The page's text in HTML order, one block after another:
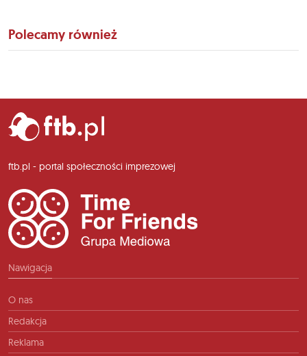
Polecamy również
ftb.pl - portal społeczności imprezowej
Nawigacja
O nas
Redakcja
Reklama